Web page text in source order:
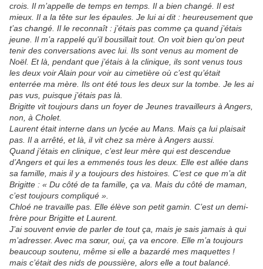
crois. Il m’appelle de temps en temps. Il a bien changé. Il est
mieux. Il a la tête sur les épaules. Je lui ai dit : heureusement que
t’as changé. Il le reconnaît : j’étais pas comme ça quand j’étais
jeune. Il m’a rappelé qu’il bousillait tout. On voit bien qu’on peut
tenir des conversations avec lui. Ils sont venus au moment de
Noël. Et là, pendant que j’étais à la clinique, ils sont venus tous
les deux voir Alain pour voir au cimetière où c’est qu’était
enterrée ma mère. Ils ont été tous les deux sur la tombe. Je les ai
pas vus, puisque j’étais pas là.
Brigitte vit toujours dans un foyer de Jeunes travailleurs à Angers,
non, à Cholet.
Laurent était interne dans un lycée au Mans. Mais ça lui plaisait
pas. Il a arrêté, et là, il vit chez sa mère à Angers aussi.
Quand j’étais en clinique, c’est leur mère qui est descendue
d’Angers et qui les a emmenés tous les deux. Elle est allée dans
sa famille, mais il y a toujours des histoires. C’est ce que m’a dit
Brigitte : « Du côté de ta famille, ça va. Mais du côté de maman,
c’est toujours compliqué ».
Chloé ne travaille pas. Elle élève son petit gamin. C’est un demi-
frère pour Brigitte et Laurent.
J’ai souvent envie de parler de tout ça, mais je sais jamais à qui
m’adresser. Avec ma sœur, oui, ça va encore. Elle m’a toujours
beaucoup soutenu, même si elle a bazardé mes maquettes !
mais c’était des nids de poussière, alors elle a tout balancé.